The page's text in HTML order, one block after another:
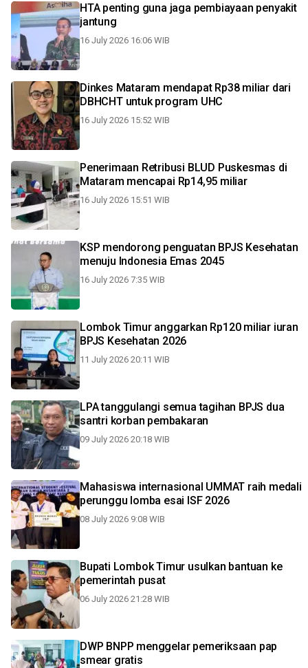
HTA penting guna jaga pembiayaan penyakit
jantung
16 July 2026 16:06 WIB
Dinkes Mataram mendapat Rp38 miliar dari
DBHCHT untuk program UHC
16 July 2026 15:52 WIB
Penerimaan Retribusi BLUD Puskesmas di
Mataram mencapai Rp14,95 miliar
16 July 2026 15:51 WIB
KSP mendorong penguatan BPJS Kesehatan
menuju Indonesia Emas 2045
16 July 2026 7:35 WIB
Lombok Timur anggarkan Rp120 miliar iuran
BPJS Kesehatan 2026
11 July 2026 20:11 WIB
LPA tanggulangi semua tagihan BPJS dua
santri korban pembakaran
09 July 2026 20:18 WIB
Mahasiswa internasional UMMAT raih medali
perunggu lomba esai ISF 2026
08 July 2026 9:08 WIB
Bupati Lombok Timur usulkan bantuan ke
pemerintah pusat
06 July 2026 21:28 WIB
DWP BNPP menggelar pemeriksaan pap
smear gratis